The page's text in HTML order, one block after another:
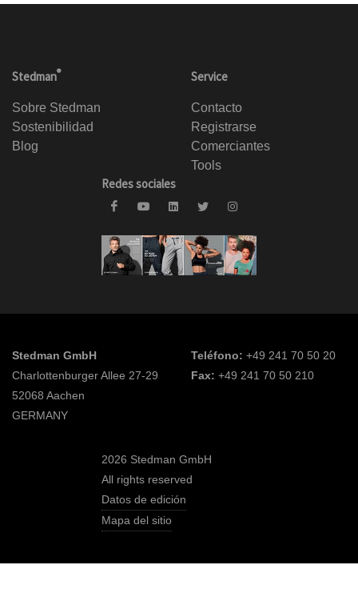
Stedman®
Sobre Stedman
Sostenibilidad
Blog
Service
Contacto
Registrarse
Comerciantes
Tools
Redes sociales
Stedman GmbH
Charlottenburger Allee 27-29
52068 Aachen
GERMANY
Teléfono: +49 241 70 50 20
Fax: +49 241 70 50 210
2026 Stedman GmbH
All rights reserved
Datos de edición
Mapa del sitio